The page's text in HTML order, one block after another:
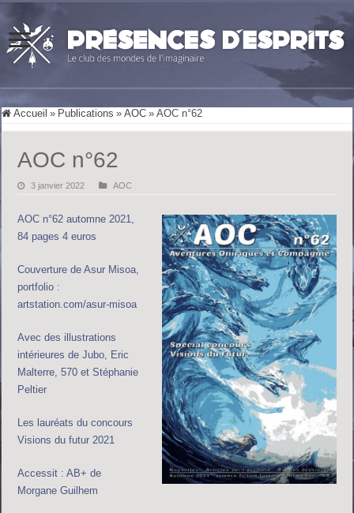
Accueil » Publications » AOC » AOC n°62
AOC n°62
3 janvier 2022 AOC
AOC n°62 automne 2021,
84 pages 4 euros
Couverture de Asur Misoa,
portfolio :
artstation.com/asur-misoa
Avec des illustrations
intérieures de Jubo, Eric
Malterre, 570 et Stéphanie
Peltier
Les lauréats du concours
Visions du futur 2021
Accessit : AB+ de
Morgane Guilhem